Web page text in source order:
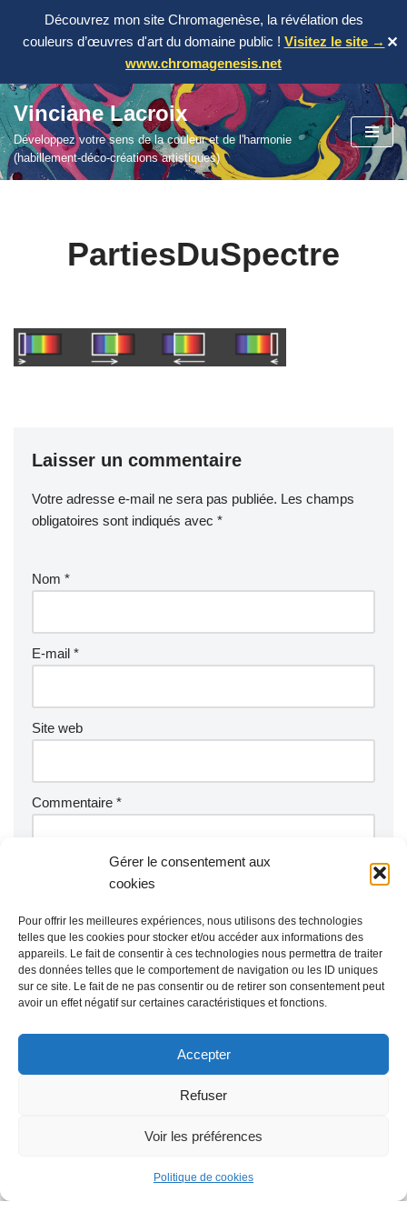
Gérer le consentement aux
cookies
Pour offrir les meilleures expériences, nous utilisons des technologies
telles que les cookies pour stocker et/ou accéder aux informations des
appareils. Le fait de consentir à ces technologies nous permettra de traiter
des données telles que le comportement de navigation ou les ID uniques
sur ce site. Le fait de ne pas consentir ou de retirer son consentement peut
avoir un effet négatif sur certaines caractéristiques et fonctions.
Accepter
Refuser
Voir les préférences
Politique de cookies
Découvrez mon site Chromagenèse, la révélation des
couleurs d’œuvres d'art du domaine public ! Visitez le site →
www.chromagenesis.net
✕
Aller
au
contenu
Vinciane Lacroix
Développez votre sens de la couleur et de l'harmonie
(habillement-déco-créations artistiques)
PartiesDuSpectre
Laisser un commentaire
Votre adresse e-mail ne sera pas publiée. Les champs
obligatoires sont indiqués avec *
Nom *
E-mail *
Site web
Commentaire *